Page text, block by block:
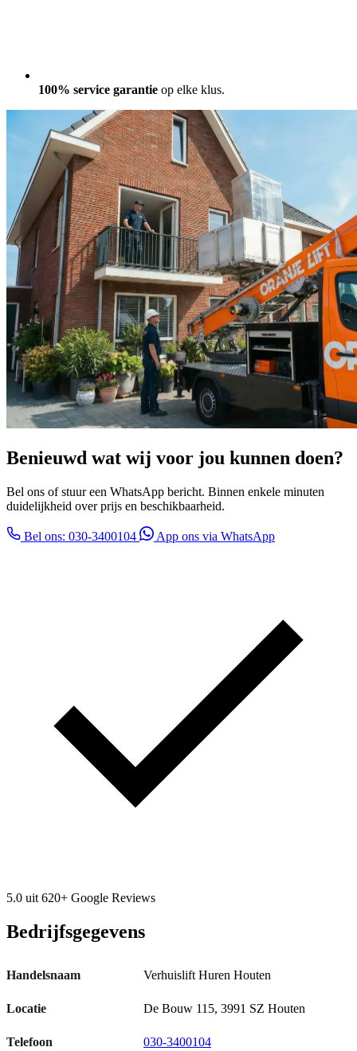
100% service garantie op elke klus.
Benieuwd wat wij voor jou kunnen doen?
Bel ons of stuur een WhatsApp bericht. Binnen enkele minuten
duidelijkheid over prijs en beschikbaarheid.
Bel ons: 030-3400104 App ons via WhatsApp
5.0 uit 620+ Google Reviews
Bedrijfsgegevens
Handelsnaam Verhuislift Huren Houten
Locatie De Bouw 115, 3991 SZ Houten
Telefoon 030-3400104